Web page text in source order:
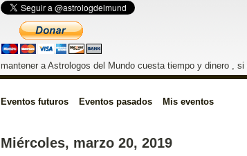
mantener a Astrologos del Mundo cuesta tiempo y dinero ,
Eventos futuros Eventos pasados Mis eventos
Miércoles, marzo 20, 2019